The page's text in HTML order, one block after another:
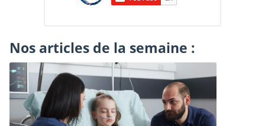
Nos articles de la semaine :